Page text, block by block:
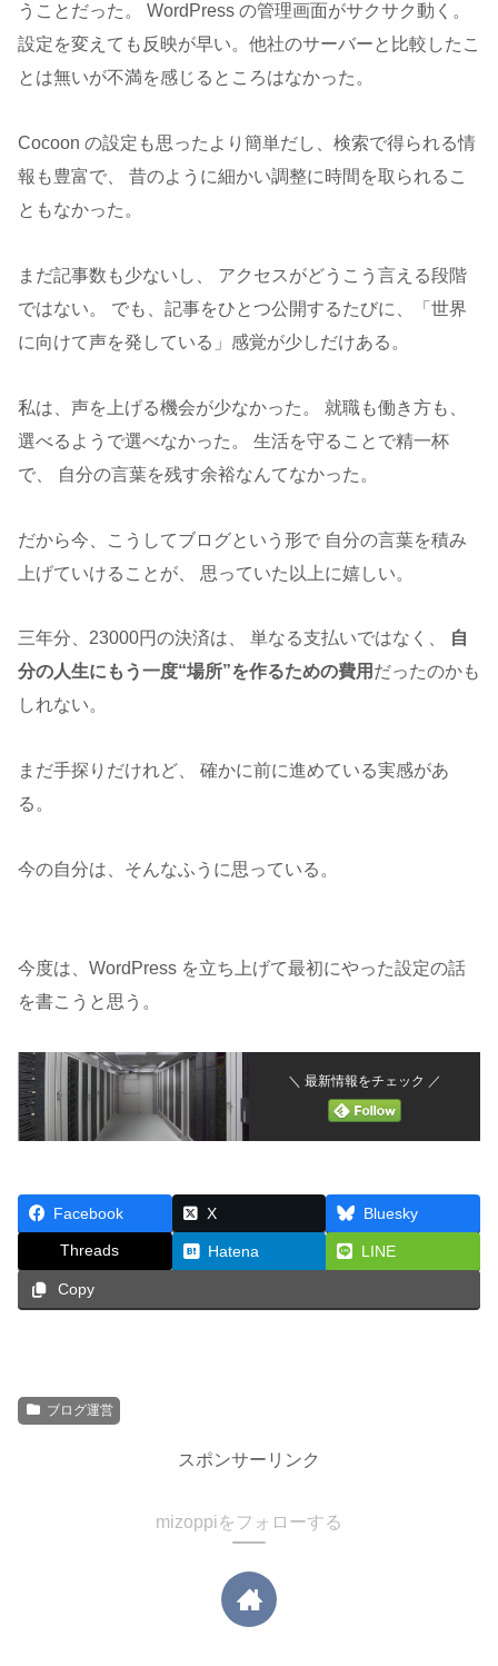
うことだった。 WordPress の管理画面がサクサク動く。
設定を変えても反映が早い。他社のサーバーと比較したこ
とは無いが不満を感じるところはなかった。
Cocoon の設定も思ったより簡単だし、検索で得られる情
報も豊富で、 昔のように細かい調整に時間を取られるこ
ともなかった。
まだ記事数も少ないし、 アクセスがどうこう言える段階
ではない。 でも、記事をひとつ公開するたびに、「世界
に向けて声を発している」感覚が少しだけある。
私は、声を上げる機会が少なかった。 就職も働き方も、
選べるようで選べなかった。 生活を守ることで精一杯
で、 自分の言葉を残す余裕なんてなかった。
だから今、こうしてブログという形で 自分の言葉を積み
上げていけることが、 思っていた以上に嬉しい。
三年分、23000円の決済は、 単なる支払いではなく、
自
分の人生にもう一度“場所”を作るための費用 だったのかも
しれない。
まだ手探りだけれど、 確かに前に進めている実感があ
る。
今の自分は、そんなふうに思っている。
今度は、WordPress を立ち上げて最初にやった設定の話
を書こうと思う。
＼ 最新情報をチェック ／
Facebook X Bluesky
Threads Hatena LINE
Copy
ブログ運営
スポンサーリンク
mizoppiをフォローする